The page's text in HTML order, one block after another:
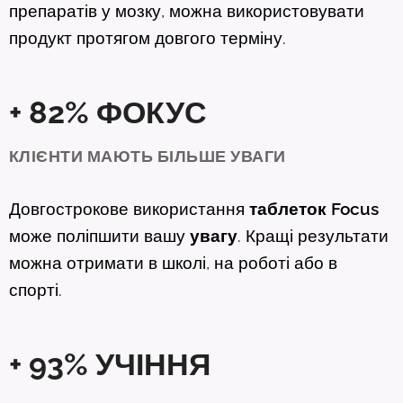
препаратів у мозку, можна використовувати
продукт протягом довгого терміну.
+ 82% ФОКУС
КЛІЄНТИ МАЮТЬ БІЛЬШЕ УВАГИ
Довгострокове використання таблеток Focus
може поліпшити вашу увагу. Кращі результати
можна отримати в школі, на роботі або в
спорті.
+ 93% УЧІННЯ